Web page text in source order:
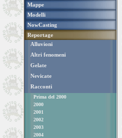
Mappe
Modelli
NowCasting
Reportage
Alluvioni
Altri fenomeni
Gelate
Nevicate
Racconti
Prima del 2000
2000
2001
2002
2003
2004